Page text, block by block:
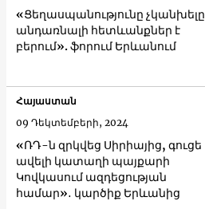
«Ցեղասպանությունը չկանխելը
անդառնալի հետևանքներ է
բերում». ֆորում Երևանում
«ՌԴ-ն զրկվեց Սիրիայից, գուցե
ավելի կատաղի պայքարի
Կովկասում ազդեցության
համար»․ կարծիք Երևանից
Հայաստան
09 Դեկտեմբերի, 2024